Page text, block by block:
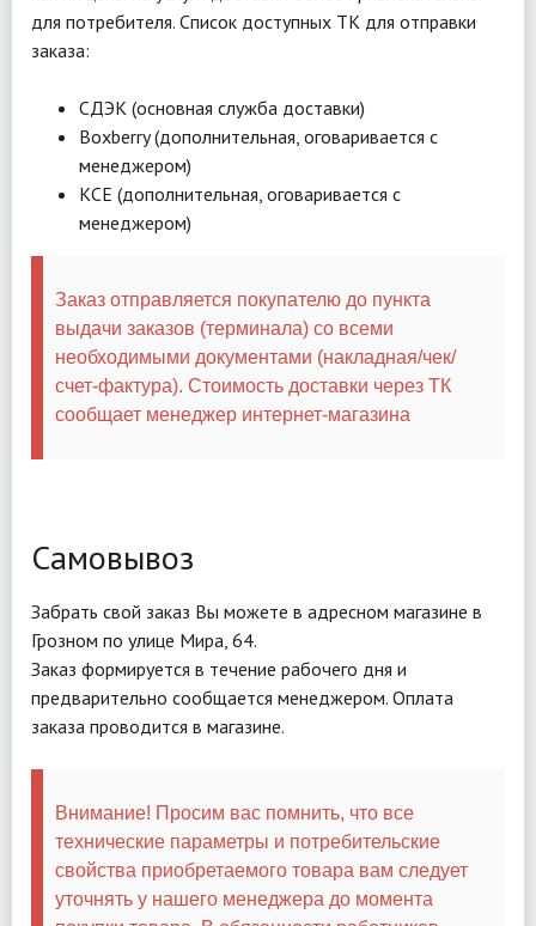
для потребителя. Список доступных ТК для отправки
заказа:
СДЭК (основная служба доставки)
Boxberry (дополнительная, оговаривается с
менеджером)
КСЕ (дополнительная, оговаривается с
менеджером)
Заказ отправляется покупателю до пункта
выдачи заказов (терминала) со всеми
необходимыми документами (накладная/чек/
счет-фактура). Стоимость доставки через ТК
сообщает менеджер интернет-магазина
Самовывоз
Забрать свой заказ Вы можете в адресном магазине в
Грозном по улице Мира, 64.
Заказ формируется в течение рабочего дня и
предварительно сообщается менеджером. Оплата
заказа проводится в магазине.
Внимание! Просим вас помнить, что все
технические параметры и потребительские
свойства приобретаемого товара вам следует
уточнять у нашего менеджера до момента